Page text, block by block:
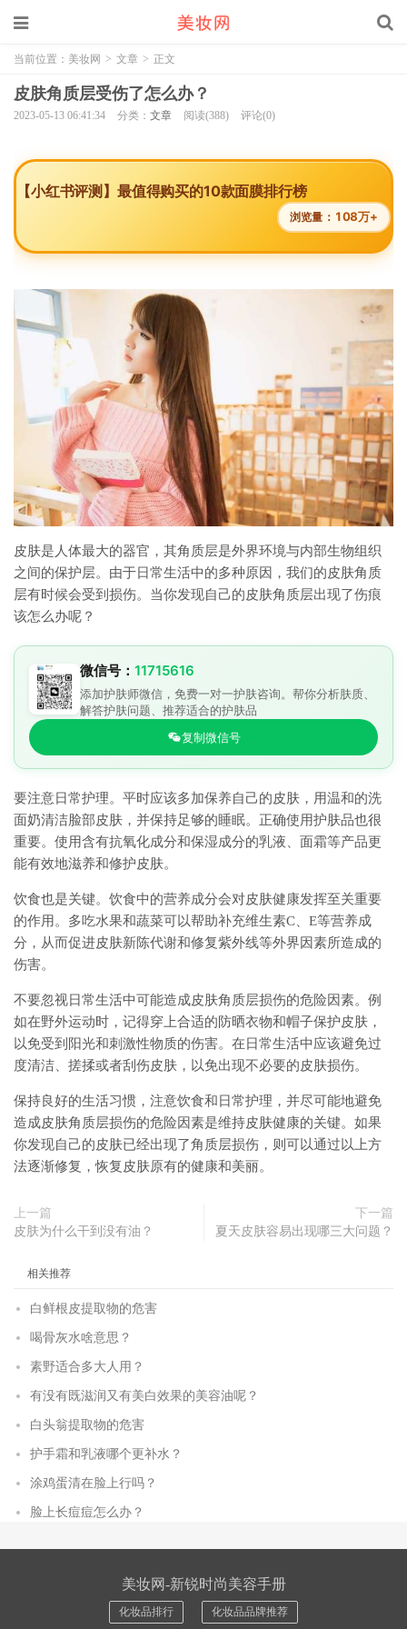
当前位置： 美妆网 > 文章 > 正文
皮肤角质层受伤了怎么办？
2023-05-13 06:41:34 分类： 文章 阅读(388) 评论(0)
【小红书评测】最值得购买的10款面膜排行榜
浏览量： 108万+
皮肤是人体最大的器官，其角质层是外界环境与内部生物组织
之间的保护层。由于日常生活中的多种原因，我们的皮肤角质
层有时候会受到损伤。当你发现自己的皮肤角质层出现了伤痕
该怎么办呢？
微信号： 11715616
添加护肤师微信，免费一对一护肤咨询。帮你分析肤质、
解答护肤问题、推荐适合的护肤品
复制微信号
要注意日常护理。平时应该多加保养自己的皮肤，用温和的洗
面奶清洁脸部皮肤，并保持足够的睡眠。正确使用护肤品也很
重要。使用含有抗氧化成分和保湿成分的乳液、面霜等产品更
能有效地滋养和修护皮肤。
饮食也是关键。饮食中的营养成分会对皮肤健康发挥至关重要
的作用。多吃水果和蔬菜可以帮助补充维生素C、E等营养成
分，从而促进皮肤新陈代谢和修复紫外线等外界因素所造成的
伤害。
不要忽视日常生活中可能造成皮肤角质层损伤的危险因素。例
如在野外运动时，记得穿上合适的防晒衣物和帽子保护皮肤，
以免受到阳光和刺激性物质的伤害。在日常生活中应该避免过
度清洁、搓揉或者刮伤皮肤，以免出现不必要的皮肤损伤。
保持良好的生活习惯，注意饮食和日常护理，并尽可能地避免
造成皮肤角质层损伤的危险因素是维持皮肤健康的关键。如果
你发现自己的皮肤已经出现了角质层损伤，则可以通过以上方
法逐渐修复，恢复皮肤原有的健康和美丽。
上一篇
皮肤为什么干到没有油？
下一篇
夏天皮肤容易出现哪三大问题？
相关推荐
白鲜根皮提取物的危害
喝骨灰水啥意思？
素野适合多大人用？
有没有既滋润又有美白效果的美容油呢？
白头翁提取物的危害
护手霜和乳液哪个更补水？
涂鸡蛋清在脸上行吗？
脸上长痘痘怎么办？
美妆网-新锐时尚美容手册
化妆品排行 化妆品品牌推荐